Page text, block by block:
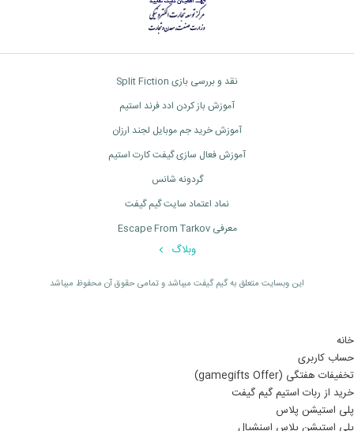
نقد و بررسی بازی Split Fiction
آموزش باز کردن ادد فرند استیم
آموزش خرید جم موبایل لجند ارزان
آموزش فعال سازی گیفت کارت استیم
گردونه شانس
نماد اعتماد سایت گیم گیفت
معرفی Escape From Tarkov
وبلاگ
اين وبسايت متعلق به گیم گیفت ميباشد و تمامی حقوق آن محفوظ ميباشد
خانه
حساب کاربری
تخفیفات هفتگی (gamegifts Offer)
خرید از ربات استیم گیم گیفت
پلی استیشن پلاس